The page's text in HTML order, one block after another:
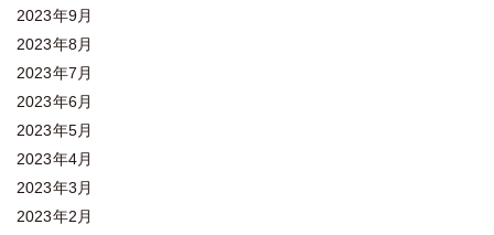
2023年9月
2023年8月
2023年7月
2023年6月
2023年5月
2023年4月
2023年3月
2023年2月